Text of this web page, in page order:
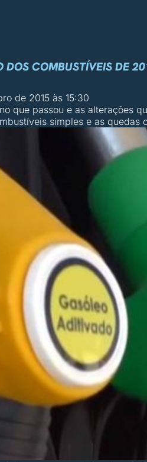
DOS COMBUSTÍVEIS DE
de 2015 às 15:30
que passou e as alterações
simples e as quedas